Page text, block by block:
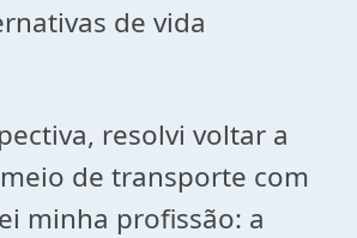
de vida
resolvi voltar a
de transporte com
minha profissão: a